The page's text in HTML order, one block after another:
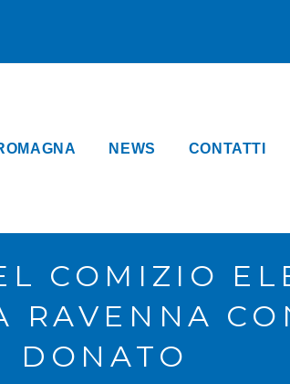
NEWS CONTATTI
COMIZIO
DONATO